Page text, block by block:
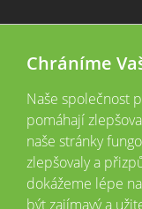
2026 ©
Tyto webové stránky
Chráníme
Naše společnost
pomáhají
naše stránky
zlepšovaly a
dokážeme lépe
být zajímavý a